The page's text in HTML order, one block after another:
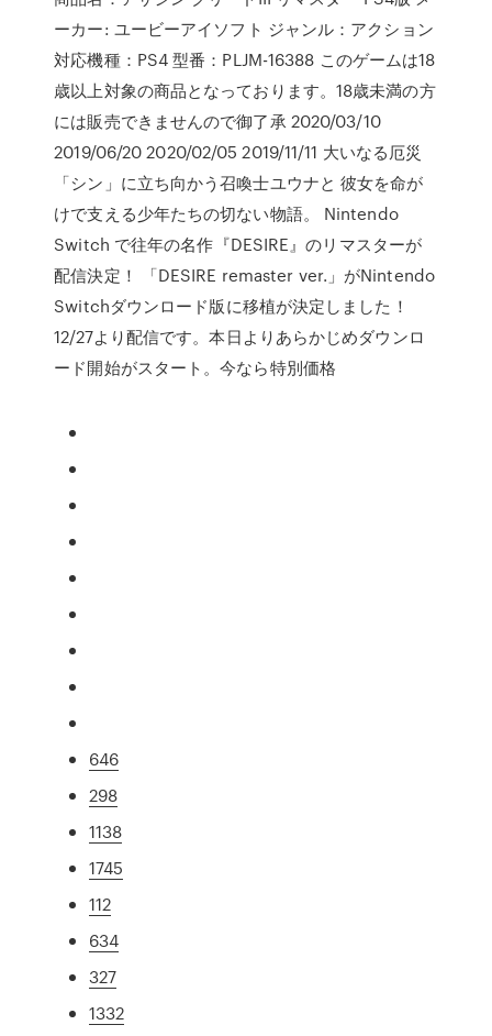
ーカー: ユービーアイソフト ジャンル：アクション
対応機種：PS4 型番：PLJM-16388 このゲームは18
歳以上対象の商品となっております。18歳未満の方
には販売できませんので御了承 2020/03/10
2019/06/20 2020/02/05 2019/11/11 大いなる厄災
「シン」に立ち向かう召喚士ユウナと 彼女を命が
けで支える少年たちの切ない物語。 Nintendo
Switch で往年の名作『DESIRE』のリマスターが
配信決定！ 「DESIRE remaster ver.」がNintendo
Switchダウンロード版に移植が決定しました！
12/27より配信です。本日よりあらかじめダウンロ
ード開始がスタート。今なら特別価格
646
298
1138
1745
112
634
327
1332